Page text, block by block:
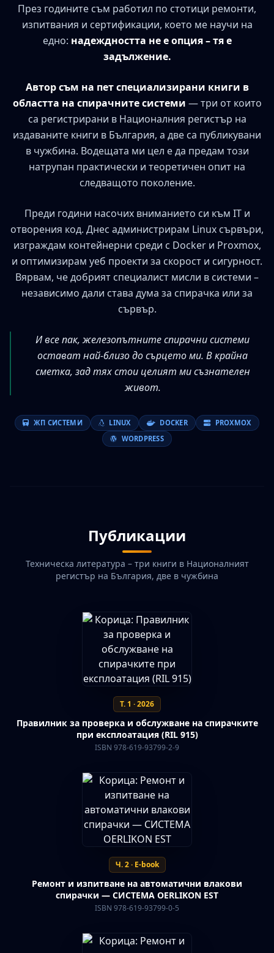
През годините съм работил по стотици ремонти,
изпитвания и сертификации, което ме научи на
едно: надеждността не е опция – тя е
задължение.
Автор съм на пет специализирани книги в
областта на спирачните системи — три от които
са регистрирани в Националния регистър на
издаваните книги в България, а две са публикувани
в чужбина. Водещата ми цел е да предам този
натрупан практически и теоретичен опит на
следващото поколение.
Преди години насочих вниманието си към IT и
отворения код. Днес администрирам Linux сървъри,
изграждам контейнерни среди с Docker и Proxmox,
и оптимизирам уеб проекти за скорост и сигурност.
Вярвам, че добрият специалист мисли в системи –
независимо дали става дума за спирачка или за
сървър.
И все пак, железопътните спирачни системи
остават най-близо до сърцето ми. В крайна
сметка, зад тях стои целият ми съзнателен
живот.
ЖП СИСТЕМИ LINUX DOCKER
PROXMOX
WORDPRESS
Публикации
Техническа литература – три книги в Националният
регистър на България, две в чужбина
Т. 1 · 2026
Правилник за проверка и обслужване на спирачките
при експлоатация (RIL 915)
ISBN 978-619-93799-2-9
Ч. 2 · E-book
Ремонт и изпитване на автоматични влакови
спирачки — СИСТЕМА OERLIKON EST
ISBN 978-619-93799-0-5